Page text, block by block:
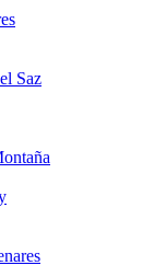
Saz